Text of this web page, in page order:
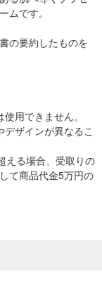
ムです。
の要約したものを
用できません。
ザインが異なるこ
える場合、受取りの
て商品代金5万円の